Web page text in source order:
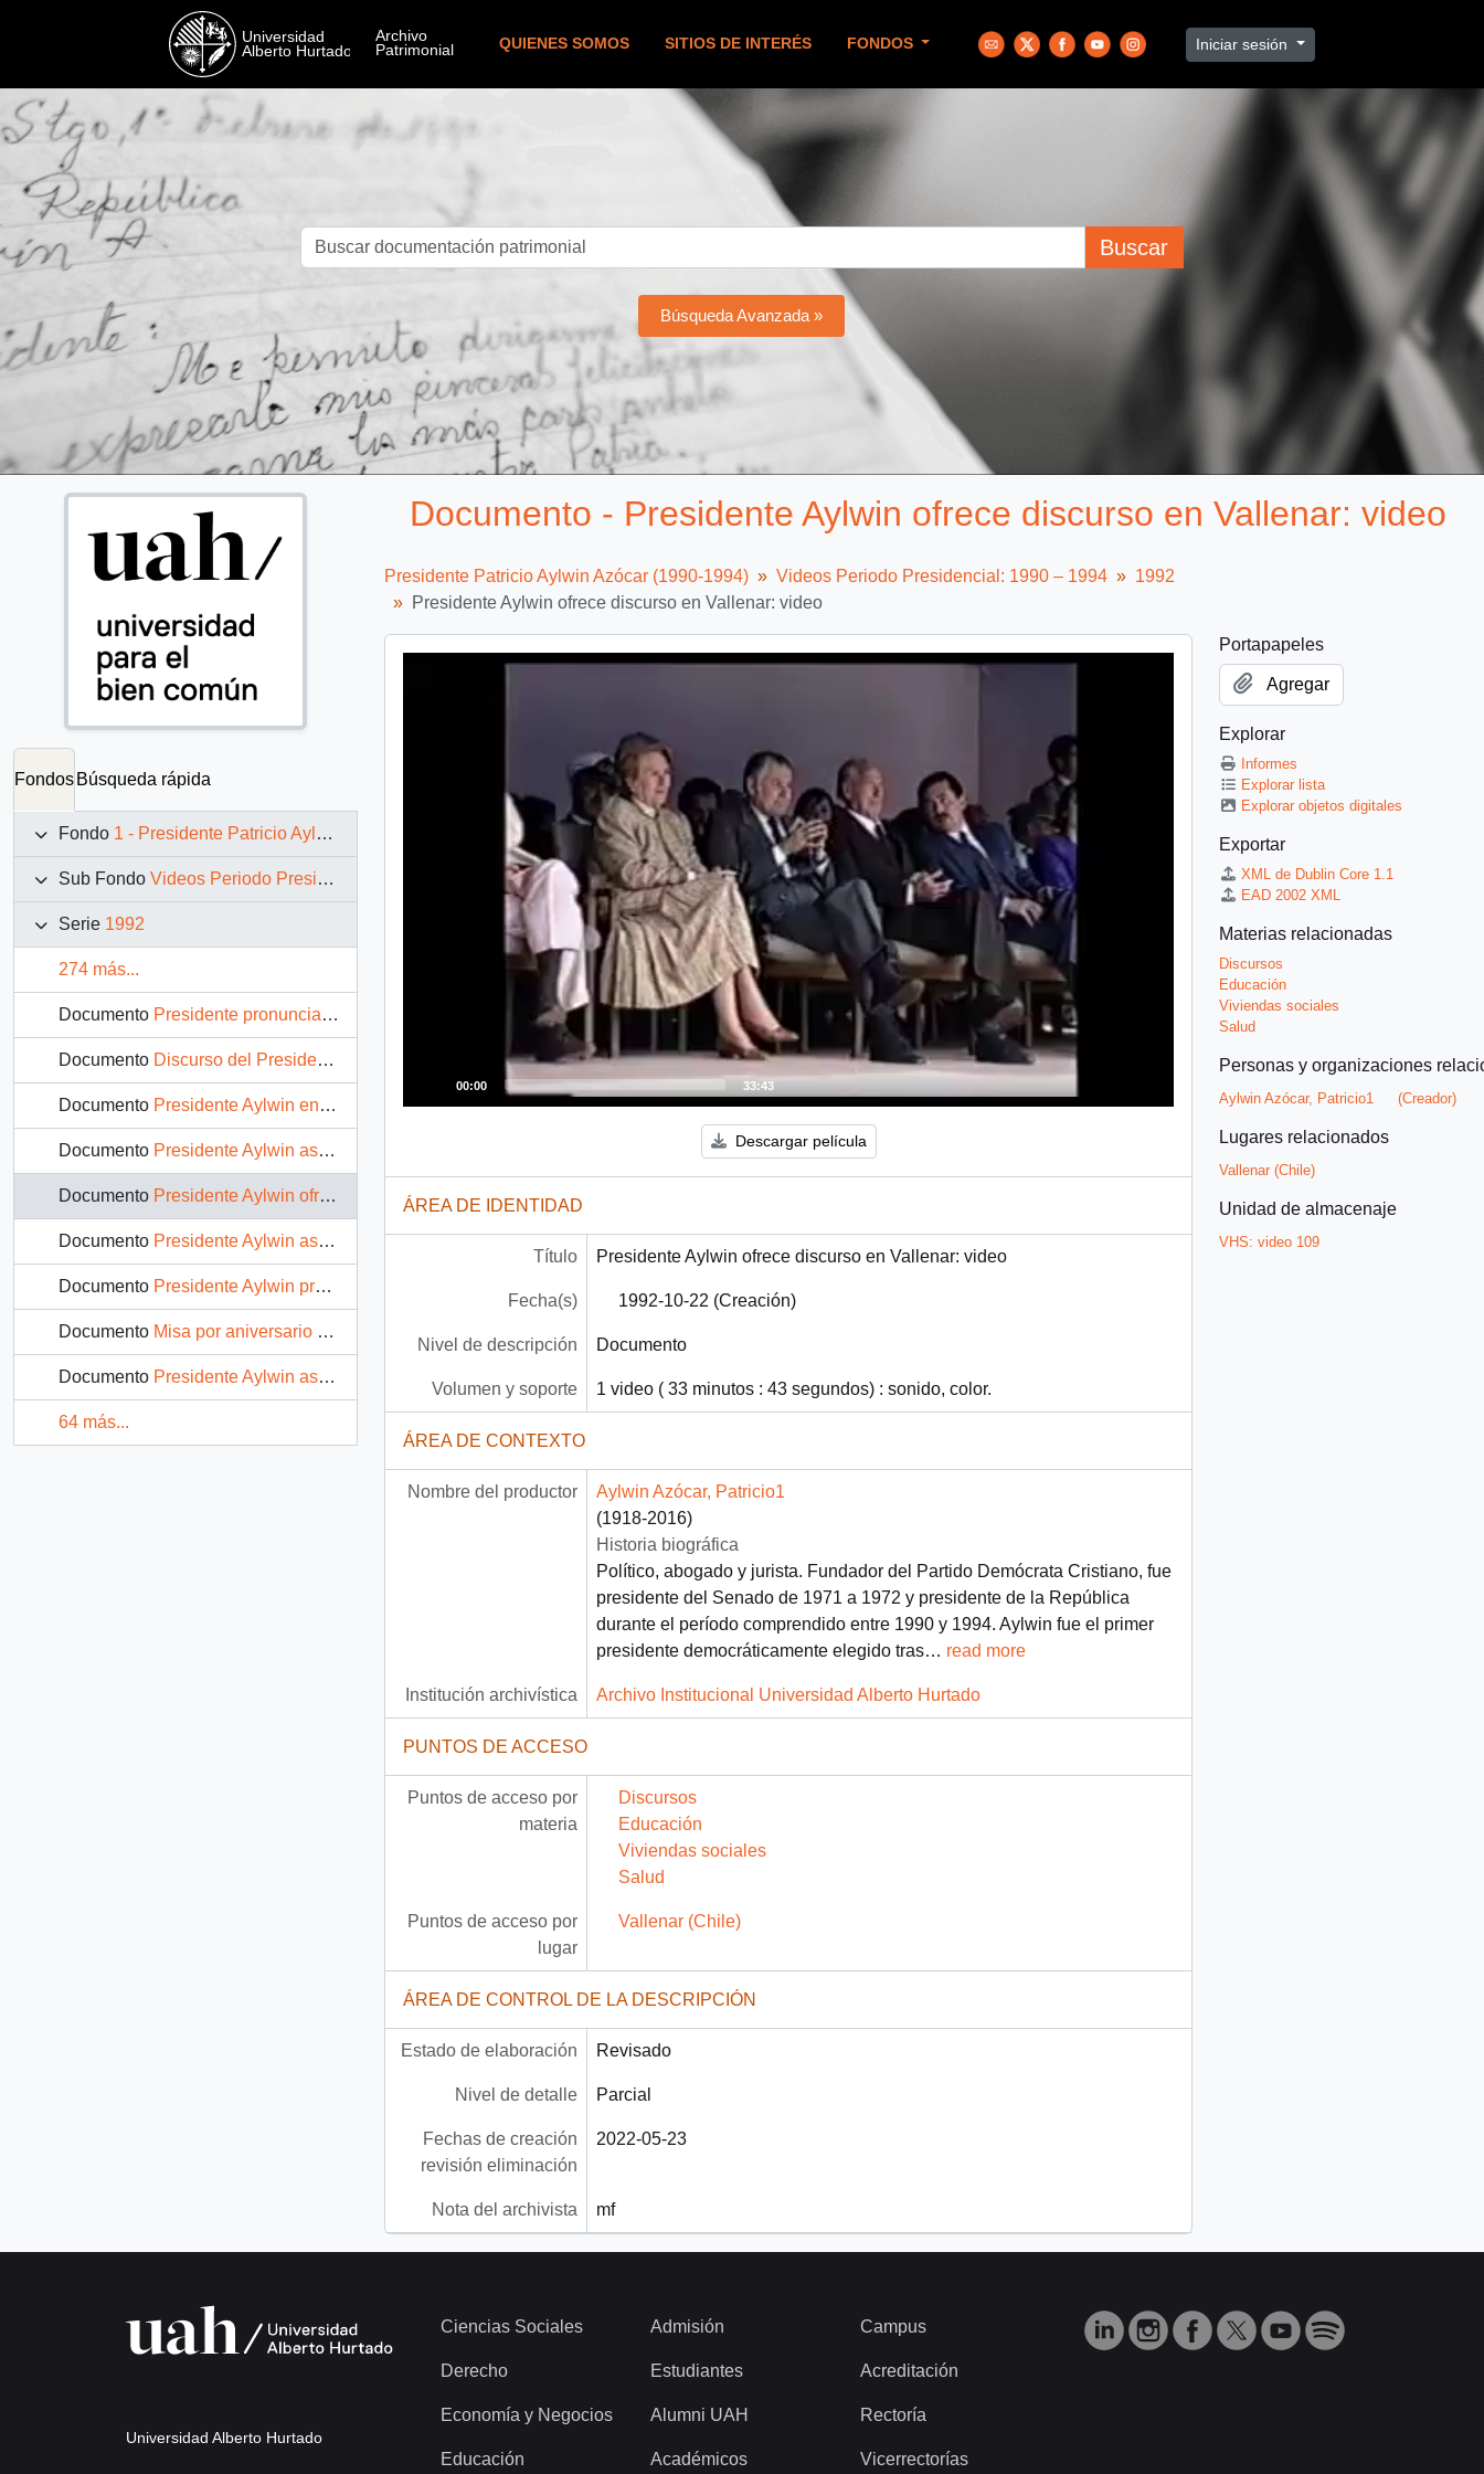
QUIENES SOMOS SITIOS DE INTERÉS FONDOS Iniciar sesión
Buscar
Búsqueda Avanzada »
Fondos Búsqueda rápida
Fondo 1 - Presidente Patricio Aylwin Azócar (1990-1994)
Sub Fondo Videos Periodo Presidencial: 1990 – 1994
Serie 1992
274 más...
Documento Presidente pronuncia discurso en la Provincia de Limarí: video
Documento Discurso del Presidente Aylwin en gira por la Región de Coquimbo: video
Documento Presidente Aylwin en gira por la Región de Coquimbo, asiste al taller sobre la pobreza: video
Documento Presidente Aylwin asiste a acto en la ciudad de Vallenar: video
Documento Presidente Aylwin ofrece discurso en Vallenar: video
Documento Presidente Aylwin asiste a acto de inauguración de las obras de construcción del embalse Santa Juana : video
Documento Presidente Aylwin pronuncia discurso en la XXX Convención Programática del Partido Radical: video
Documento Misa por aniversario de la muerte de Bernardo Ohiggins en la Catedral Católica: video
Documento Presidente Aylwin asiste a acto de clausura de ENADE 92: video
64 más...
Documento - Presidente Aylwin ofrece discurso en Vallenar: video
Presidente Patricio Aylwin Azócar (1990-1994) Videos Periodo Presidencial: 1990 – 1994
1992
Presidente Aylwin ofrece discurso en Vallenar: video
Video
00:00 33:43
Descargar película
ÁREA DE IDENTIDAD
Título Presidente Aylwin ofrece discurso en Vallenar: video
Fecha(s) 1992-10-22 (Creación)
Nivel de descripción Documento
Volumen y soporte 1 video ( 33 minutos : 43 segundos) : sonido, color.
ÁREA DE CONTEXTO
Nombre del productor
Aylwin Azócar, Patricio1
(1918-2016)
Historia biográfica
Político, abogado y jurista. Fundador del Partido Demócrata Cristiano, fue
presidente del Senado de 1971 a 1972 y presidente de la República
durante el período comprendido entre 1990 y 1994. Aylwin fue el primer
presidente democráticamente elegido tras… read more
Institución archivística Archivo Institucional Universidad Alberto Hurtado
PUNTOS DE ACCESO
Puntos de acceso por
materia
Discursos
Educación
Viviendas sociales
Salud
Puntos de acceso por
lugar
Vallenar (Chile)
ÁREA DE CONTROL DE LA DESCRIPCIÓN
Estado de elaboración Revisado
Nivel de detalle Parcial
Fechas de creación
revisión eliminación
2022-05-23
Nota del archivista mf
Portapapeles
Agregar
Explorar
Informes
Explorar lista
Explorar objetos digitales
Exportar
XML de Dublin Core 1.1
EAD 2002 XML
Materias relacionadas
Discursos
Educación
Viviendas sociales
Salud
Personas y organizaciones
Aylwin Azócar, Patricio1 (Creador)
Lugares relacionados
Vallenar (Chile)
Unidad de almacenaje
VHS: video 109
Universidad Alberto Hurtado
Ciencias Sociales
Derecho
Economía y Negocios
Educación
Admisión
Estudiantes
Alumni UAH
Académicos
Campus
Acreditación
Rectoría
Vicerrectorías